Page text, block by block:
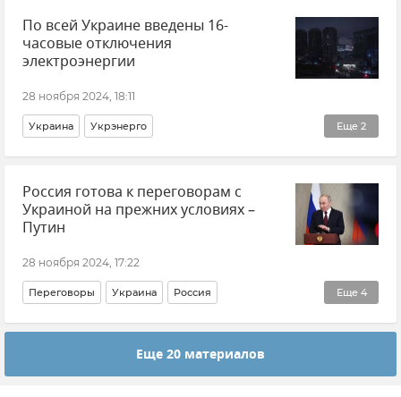
По всей Украине введены 16-
часовые отключения
электроэнергии
28 ноября 2024, 18:11
Еще 2
Украина Укрэнерго
Отключение электроэнергии Новости
Россия готова к переговорам с
Украиной на прежних условиях –
Путин
28 ноября 2024, 17:22
Еще 4
Переговоры Украина Россия
Владимир Путин (политик) Астана Казахстан
Еще 20 материалов